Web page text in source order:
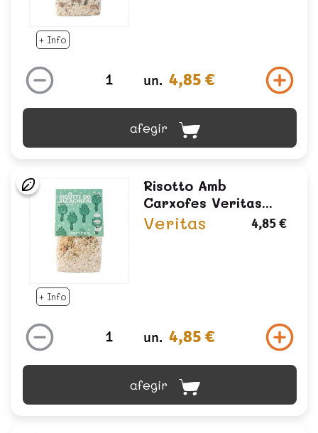
+ Info
un. 4,85 €
afegir
+ Info
Risotto Amb
Carxofes Veritas...
Veritas 4,85 €
un. 4,85 €
afegir